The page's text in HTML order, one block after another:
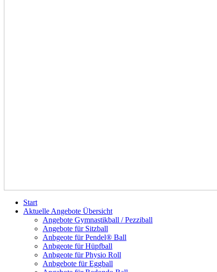
Start
Aktuelle Angebote Übersicht
Angebote Gymnastikball / Pezziball
Angebote für Sitzball
Anbgeote für Pendel® Ball
Anbgeote für Hüpfball
Anbgeote für Physio Roll
Anbgebote für Eggball